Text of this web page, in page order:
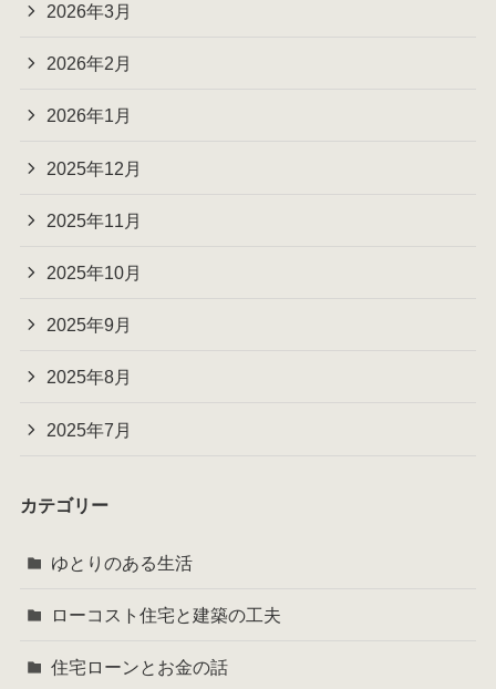
2026年3月
2026年2月
2026年1月
2025年12月
2025年11月
2025年10月
2025年9月
2025年8月
2025年7月
カテゴリー
ゆとりのある生活
ローコスト住宅と建築の工夫
住宅ローンとお金の話